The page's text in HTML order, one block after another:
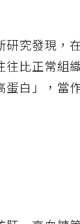
研究發現，
往比正常組
蛋白」，當